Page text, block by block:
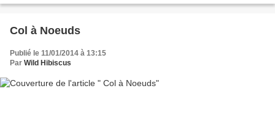
Col à Noeuds
Publié le 11/01/2014 à 13:15
Par Wild Hibiscus